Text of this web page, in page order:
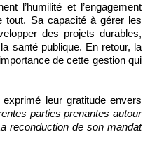
l’humilité et l’engagement
tout. Sa capacité à gérer les
des projets durables,
santé publique. En retour, la
de cette gestion qui
leur gratitude envers
parties prenantes autour
reconduction de son mandat